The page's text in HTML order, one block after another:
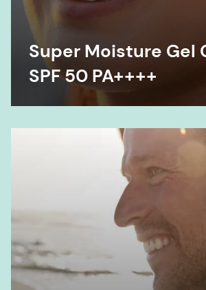
Super Moisture Gel
SPF 50 PA++++